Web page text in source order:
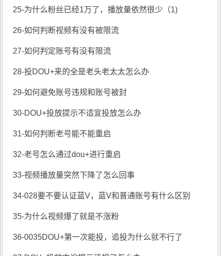
25-为什么粉丝已经1万了，播放量依然很少（1)
26-如何判断视频有没有被限流
27-如何判定账号有没有限流
28-投DOU+来的全是老头老太太怎么办
29-如何避免账号违规和账号被封
30-DOU+投放提示不适宜投放怎么办
31-如何判断老号能不能重启
32-老号怎么通过dou+进行重启
33-视频播放量突然下降了怎么回事
34-028要不要认证蓝V，蓝V和普通账号有什么区别
35-为什么视频爆了就是不涨粉
36-0035DOU+第一次能投，追投为什么就不行了